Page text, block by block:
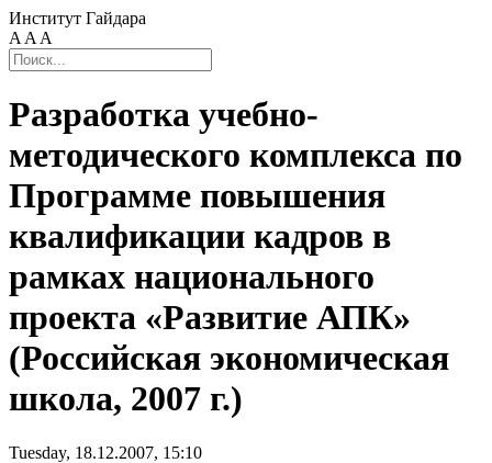
Институт Гайдара
A A A
Разработка учебно-
методического комплекса по
Программе повышения
квалификации кадров в
рамках национального
проекта «Развитие АПК»
(Российская экономическая
школа, 2007 г.)
Tuesday, 18.12.2007, 15:10